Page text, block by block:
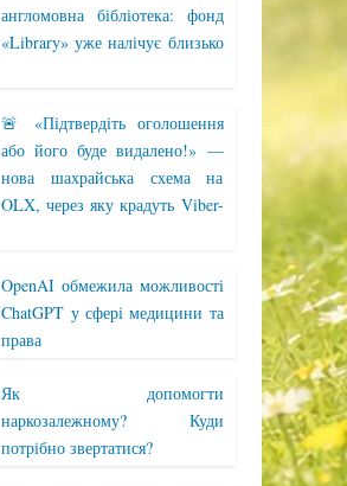
англомовна бібліотека: фонд
«Library» уже налічує близько
🚨 «Підтвердіть оголошення
або його буде видалено!» —
нова шахрайська схема на
OLX, через яку крадуть Viber-
OpenAI обмежила можливості
ChatGPT у сфері медицини та
права
Як допомогти
наркозалежному? Куди
потрібно звертатися?